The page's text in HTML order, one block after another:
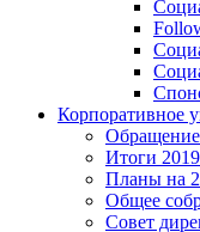
Корпоративное
Обращение
Итоги
Планы на
Общее
Совет